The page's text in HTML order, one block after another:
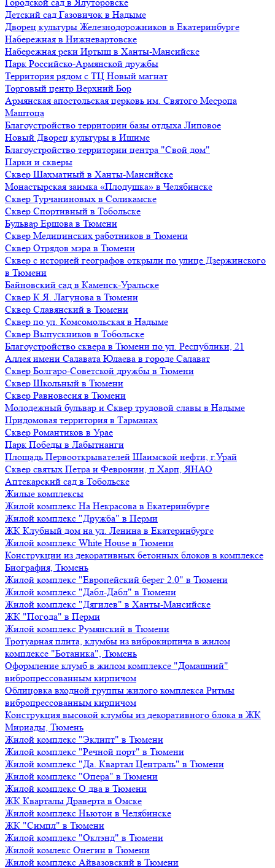
Детский сад Газовичок в Надыме
Дворец культуры Железнодорожников в Екатеринбурге
Набережная в Нижневартовске
Набережная реки Иртыш в Ханты-Мансийске
Парк Российско-Армянской дружбы
Территория рядом с ТЦ Новый магнат
Торговый центр Верхний Бор
Армянская апостольская церковь им. Святого Месропа
Маштоца
Благоустройство территории базы отдыха Липовое
Нoвый Двoрeц культуры в Ишимe
Благоустройство территории центра "Свой дом"
Парки и скверы
Сквер Шахматный в Ханты-Мансийске
Монастырская заимка «Плодушка» в Челябинске
Сквер Турчаниновых в Соликамске
Сквер Спортивный в Тобольске
Бульвар Ершова в Тюмени
Сквер Медицинских работников в Тюмени
Сквер Отрядов мэра в Тюмени
Сквер с историей географов открыли по улице Дзержинского
в Тюмени
Байновский сад в Каменск-Уральске
Сквер К.Я. Лагунова в Тюмени
Сквер Славянский в Тюмени
Сквер по ул. Комсомольская в Надыме
Сквер Выпускников в Тобольске
Благоустройство сквера в Тюмени по ул. Республики, 21
Аллея имени Салавата Юлаева в городе Салават
Сквер Болгаро-Советской дружбы в Тюмени
Сквер Школьный в Тюмени
Сквер Равновесия в Тюмени
Молодежный бульвар и Сквер трудовой славы в Надыме
Придомовая территория в Тарманах
Сквер Романтиков в Урае
Парк Победы в Лабытнанги
Площадь Первооткрывателей Шаимской нефти, г.Урай
Сквер святых Петра и Февронии, п.Харп, ЯНАО
Аптекарский сад в Тобольске
Жилые комплексы
Жилой комплекс На Некрасова в Екатеринбурге
Жилой комплекс "Дружба" в Перми
ЖК Клубный дом на ул. Ленина в Екатеринбурге
Жилой комплекс White House в Тюмени
Конструкции из декоративных бетонных блоков в комплексе
Биография, Тюмень
Жилой комплекс "Европейский берег 2.0" в Тюмени
Жилой комплекс "Дабл-Дабл" в Тюмени
Жилой комплекс "Дягилев" в Ханты-Мансийске
ЖК "Погода" в Перми
Жилой комплекс Румянский в Тюмени
Тротуарная плита, клумбы из виброкирпича в жилом
комплексе "Ботаника", Тюмень
Оформление клумб в жилом комплексе "Домашний"
вибропрессованным кирпичом
Облицовка входной группы жилого комплекса Ритмы
вибропрессованным кирпичом
Конструкция высокой клумбы из декоративного блока в ЖК
Мириады, Тюмень
Жилой комплекс "Эклипт" в Тюмени
Жилой комплекс "Речной порт" в Тюмени
Жилой комплекс "Да. Квартал Централь" в Тюмени
Жилой комплекс "Опера" в Тюмени
Жилой комплекс О два в Тюмени
ЖК Кварталы Драверта в Омске
Жилой комплекс Ньютон в Челябинске
ЖК "Симпл" в Тюмени
Жилой комплекс "Оклэнд" в Тюмени
Жилой комлекс Онегин в Тюмени
Жилой комплекс Айвазовский в Тюмени